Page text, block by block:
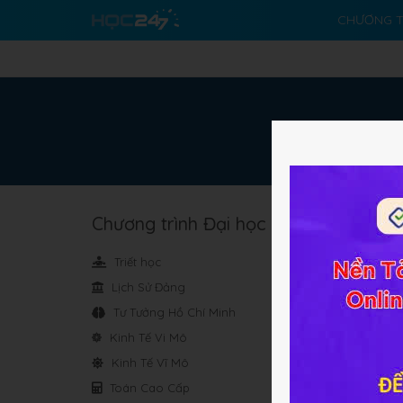
CHƯƠNG
Chương trình Đại học
Triết học
Lịch Sử Đảng
Tư Tưởng Hồ Chí Minh
Kinh Tế Vi Mô
Kinh Tế Vĩ Mô
Toán Cao Cấp